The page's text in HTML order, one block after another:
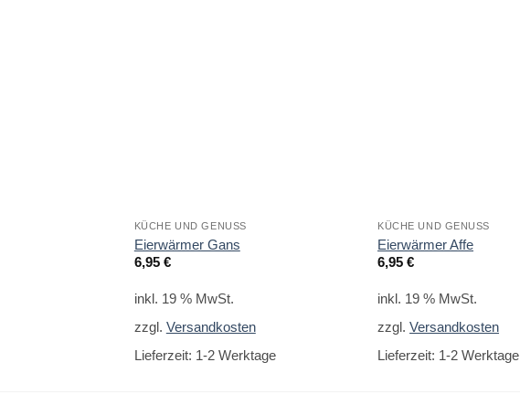
KÜCHE UND GENUSS
Eierwärmer Gans
6,95 €
inkl. 19 % MwSt.
zzgl. Versandkosten
Lieferzeit: 1-2 Werktage
KÜCHE UND GENUSS
Eierwärmer Affe
6,95€
inkl. 19 % MwSt.
zzgl.Versandkosten
Lieferzeit: 1-2 Werktage